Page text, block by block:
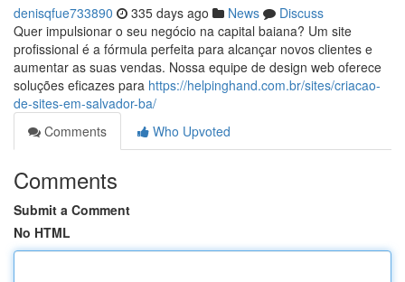
denisqfue733890 335 days ago News
Discuss
Quer impulsionar o seu negócio na capital baiana? Um site
profissional é a fórmula perfeita para alcançar novos clientes e
aumentar as suas vendas. Nossa equipe de design web oferece
soluções eficazes para https://helpinghand.com.br/sites/criacao-
de-sites-em-salvador-ba/
Comments
Who Upvoted
Comments
Submit a Comment
No HTML